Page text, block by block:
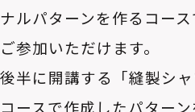
ナルパターンを作るコー
ご参加いただけます。
後半に開講する「縫製シ
コースで作成したパター